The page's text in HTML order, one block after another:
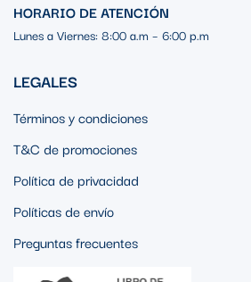
HORARIO DE ATENCIÓN
Lunes a Viernes: 8:00 a.m – 6:00 p.m
LEGALES
Términos y condiciones
T&C de promociones
Política de privacidad
Políticas de envío
Preguntas frecuentes